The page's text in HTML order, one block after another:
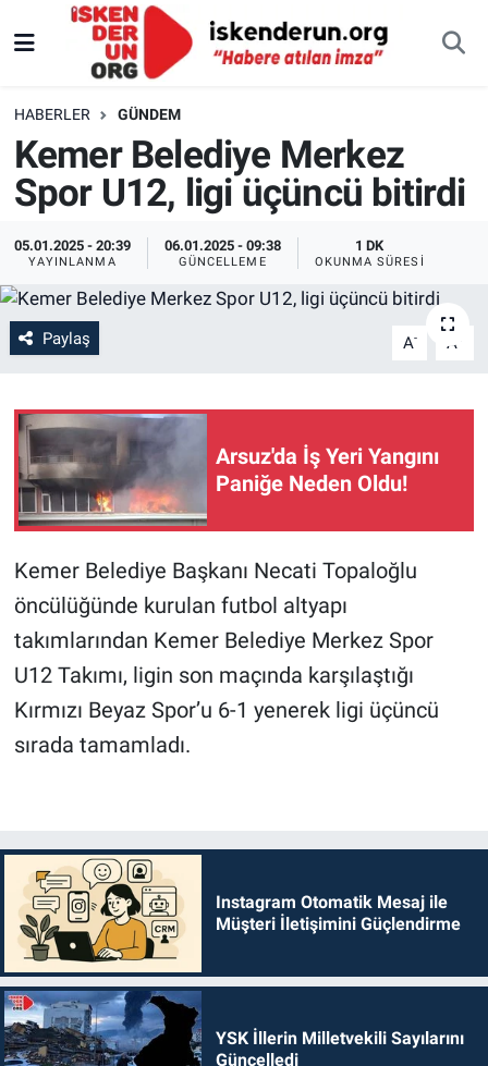
HABERLER GÜNDEM
Kemer Belediye Merkez
Spor U12, ligi üçüncü bitirdi
05.01.2025 - 20:39
YAYINLANMA
06.01.2025 - 09:38
GÜNCELLEME
1 DK
OKUNMA SÜRESI
Paylaş A- A
Arsuz'da İş Yeri Yangını
Paniğe Neden Oldu!
Kemer Belediye Başkanı Necati Topaloğlu
öncülüğünde kurulan futbol altyapı
takımlarından Kemer Belediye Merkez Spor
U12 Takımı, ligin son maçında karşılaştığı
Kırmızı Beyaz Spor’u 6-1 yenerek ligi üçüncü
sırada tamamladı.
Instagram Otomatik Mesaj ile
Müşteri İletişimini Güçlendirme
YSK İllerin Milletvekili Sayılarını
Güncelledi